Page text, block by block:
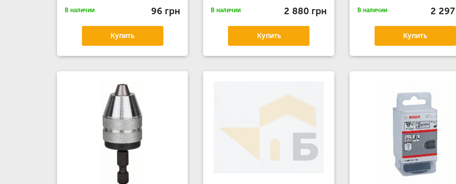
В наличии 96 грн
Купить
В наличии 2 880 грн
Купить
В наличии 2
Купить